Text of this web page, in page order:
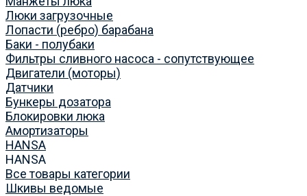
Люки загрузочные
Лопасти (ребро) барабана
Баки - полубаки
Фильтры сливного насоса - сопутствующее
Двигатели (моторы)
Датчики
Бункеры дозатора
Блокировки люка
Амортизаторы
HANSA
HANSA
Все товары категории
Шкивы ведомые